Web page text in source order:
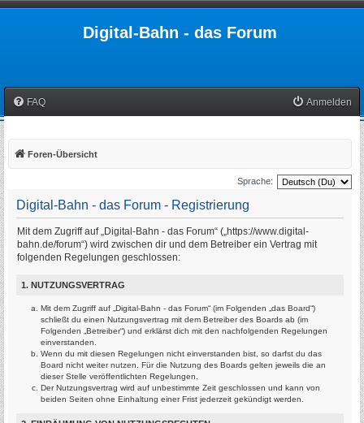
Digital-Bahn - das Forum
FAQ Anmelden
Foren-Übersicht
Sprache:
Digital-Bahn - das Forum - Registrierung
Mit dem Zugriff auf „Digital-Bahn - das Forum“ („https://www.digital-
bahn.de/forum“) wird zwischen dir und dem Betreiber ein Vertrag mit
folgenden Regelungen geschlossen:
1. NUTZUNGSVERTRAG
Mit dem Zugriff auf „Digital-Bahn - das Forum“ (im Folgenden „das Board“)
schließt du einen Nutzungsvertrag mit dem Betreiber des Boards ab (im
Folgenden „Betreiber“) und erklärst dich mit den nachfolgenden Regelungen
einverstanden.
Wenn du mit diesen Regelungen nicht einverstanden bist, so darfst du das
Board nicht weiter nutzen. Für die Nutzung des Boards gelten jeweils die an
dieser Stelle veröffentlichten Regelungen.
Der Nutzungsvertrag wird auf unbestimmte Zeit geschlossen und kann von
beiden Seiten ohne Einhaltung einer Frist jederzeit gekündigt werden.